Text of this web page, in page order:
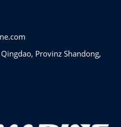
Provinz Shandong,